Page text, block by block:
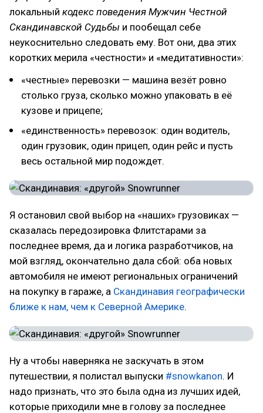
локальный кодекс поведения Мужчин Честной
Скандинавской Судьбы и пообещал себе
неукоснительно следовать ему. Вот они, два этих
коротких мерила «честности» и «медитативности»:
«честные» перевозки — машина везёт ровно
столько груза, сколько можно упаковать в её
кузове и прицепе;
«единственность» перевозок: один водитель,
один грузовик, один прицеп, один рейс и пусть
весь остальной мир подождет.
Я остановил свой выбор на «наших» грузовиках —
сказалась передозировка Флитстарами за
последнее время, да и логика разработчиков, на
мой взгляд, окончательно дала сбой: оба новых
автомобиля не имеют региональных ограничений
на покупку в гараже, а Скандинавия географически
ближе к нам, чем к Северной Америке.
Ну а чтобы наверняка не заскучать в этом
путешествии, я полистал выпуски #snowkanon. И
надо признать, что это была одна из лучших идей,
которые приходили мне в голову за последнее